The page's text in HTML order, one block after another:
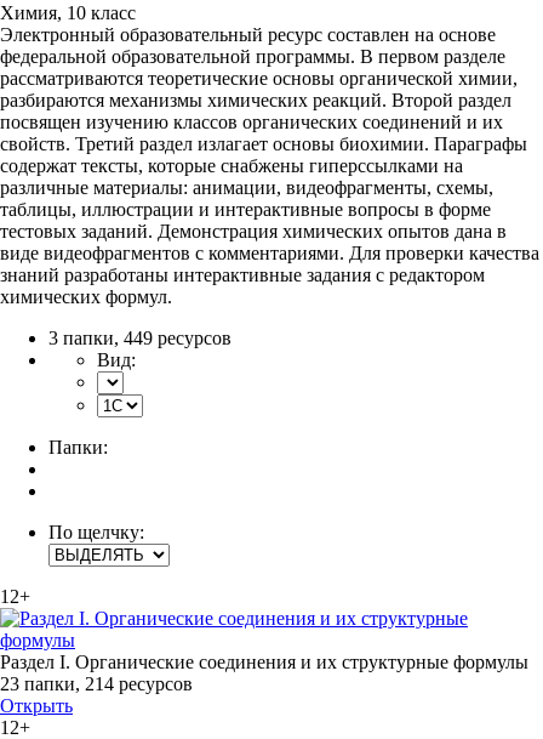
Химия, 10 класс
Электронный образовательный ресурс составлен на основе
федеральной образовательной программы. В первом разделе
рассматриваются теоретические основы органической химии,
разбираются механизмы химических реакций. Второй раздел
посвящен изучению классов органических соединений и их
свойств. Третий раздел излагает основы биохимии. Параграфы
содержат тексты, которые снабжены гиперссылками на
различные материалы: анимации, видеофрагменты, схемы,
таблицы, иллюстрации и интерактивные вопросы в форме
тестовых заданий. Демонстрация химических опытов дана в
виде видеофрагментов с комментариями. Для проверки качества
знаний разработаны интерактивные задания с редактором
химических формул.
3 папки, 449 ресурсов
Вид:
Папки:
По щелчку:
12+
Раздел I. Органические соединения и их структурные формулы
23 папки, 214 ресурсов
Открыть
12+